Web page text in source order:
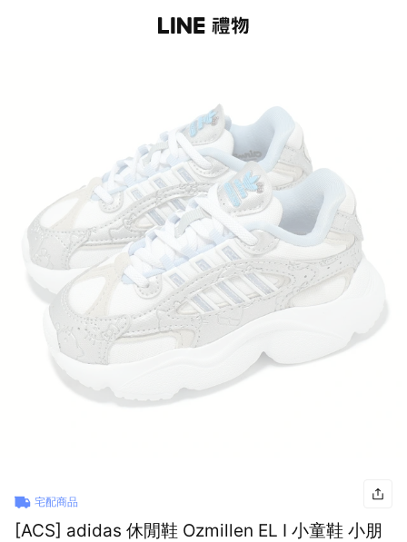
宅配商品
[ACS] adidas 休閒鞋 Ozmillen EL I 小童鞋 小朋